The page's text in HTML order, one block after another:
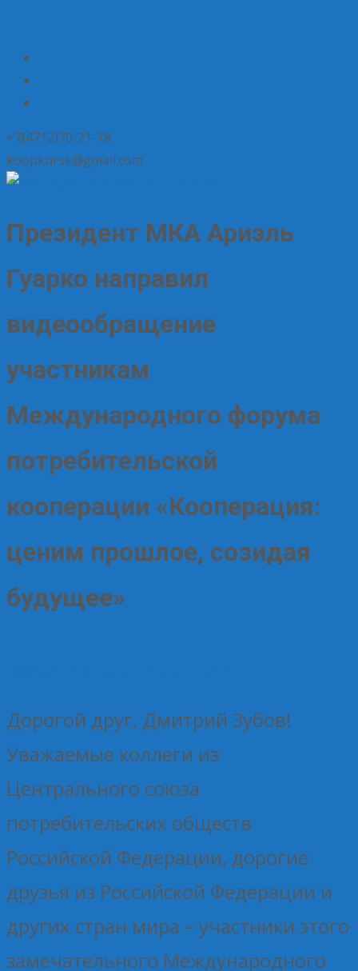
+7(4712)70-21-18
koopkursk@gmail.com
Президент МКА Ариэль
Гуарко направил
видеообращение
участникам
Международного форума
потребительской
кооперации «Кооперация:
ценим прошлое, созидая
будущее»
Дорогой друг, Дмитрий Зубов!
Уважаемые коллеги из
Центрального союза
потребительских обществ
Российской Федерации, дорогие
друзья из Российской Федерации и
других стран мира – участники этого
замечательного Международного